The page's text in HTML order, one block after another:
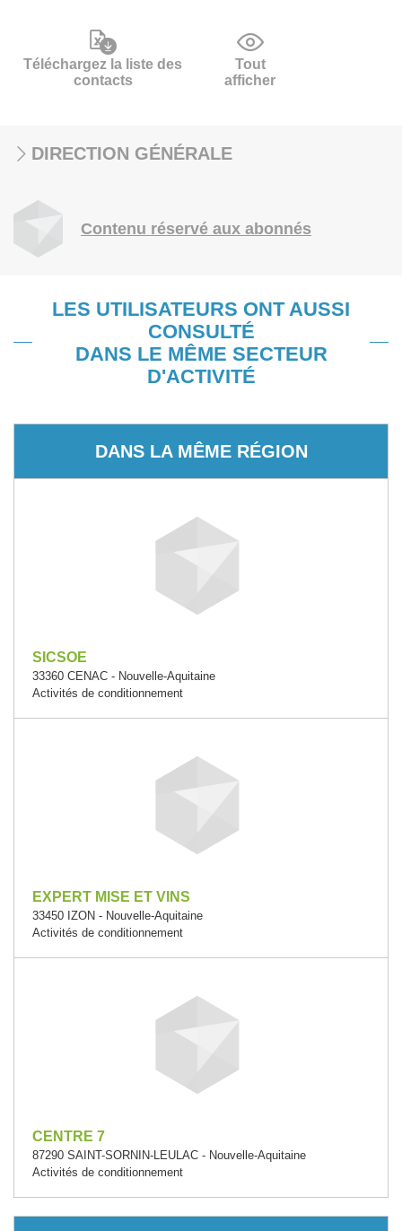
Téléchargez la liste des
contacts
Tout
afficher
DIRECTION GÉNÉRALE
Contenu réservé aux abonnés
LES UTILISATEURS ONT AUSSI
CONSULTÉ
DANS LE MÊME SECTEUR
D'ACTIVITÉ
DANS LA MÊME RÉGION
SICSOE
33360 CENAC - Nouvelle-Aquitaine
Activités de conditionnement
EXPERT MISE ET VINS
33450 IZON - Nouvelle-Aquitaine
Activités de conditionnement
CENTRE 7
87290 SAINT-SORNIN-LEULAC - Nouvelle-Aquitaine
Activités de conditionnement